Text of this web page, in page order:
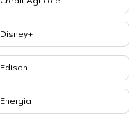
Disney+
Edison
Energia